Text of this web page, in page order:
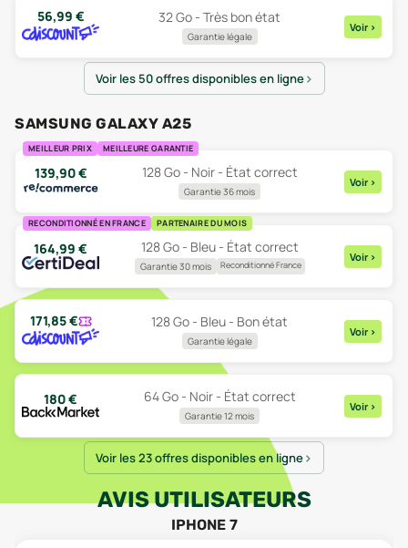
56,99 € 32 Go - Très bon état
Garantie légale
Voir >
Voir les 50 offres disponibles en ligne
SAMSUNG GALAXY A25
MEILLEUR PRIX MEILLEURE GARANTIE
139,90€ 128 Go - Noir - État correct
Garantie 36 mois
Voir >
RECONDITIONNÉ EN FRANCE PARTENAIRE DU MOIS
164,99 € 128 Go - Bleu - État correct
Garantie 30 mois Reconditionné France
Voir >
171,85€ 128 Go - Bleu - Bon état
Garantie légale
Voir >
180€ 64 Go - Noir - État correct
Garantie 12 mois
Voir >
Voir les 23 offres disponibles en ligne
AVIS UTILISATEURS
IPHONE 7